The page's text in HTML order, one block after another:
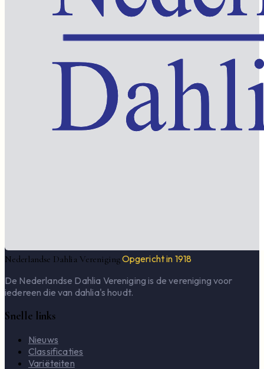
Nederlandse Dahlia VerenigingOpgericht in 1918
De Nederlandse Dahlia Vereniging is de vereniging voor
iedereen die van dahlia's houdt.
Snelle links
Nieuws
Classificaties
Variëteiten